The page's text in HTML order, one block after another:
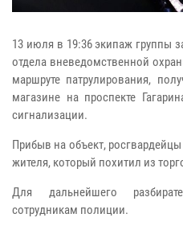
13 июля в 19:36 экипаж группы
отдела вневедомственной
маршруте патрулирования,
магазине на проспекте
сигнализации.
Прибыв на объект,
жителя, который похитил из
Для дальнейшего
сотрудникам полиции.